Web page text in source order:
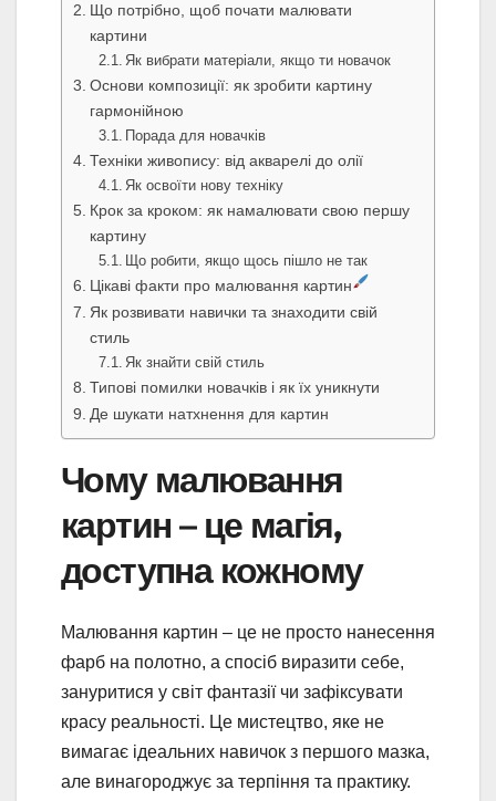
Що потрібно, щоб почати малювати
картини
Як вибрати матеріали, якщо ти новачок
Основи композиції: як зробити картину
гармонійною
Порада для новачків
Техніки живопису: від акварелі до олії
Як освоїти нову техніку
Крок за кроком: як намалювати свою першу
картину
Що робити, якщо щось пішло не так
Цікаві факти про малювання картин
Як розвивати навички та знаходити свій
стиль
Як знайти свій стиль
Типові помилки новачків і як їх уникнути
Де шукати натхнення для картин
Чому малювання
картин – це магія,
доступна кожному
Малювання картин – це не просто нанесення
фарб на полотно, а спосіб виразити себе,
зануритися у світ фантазії чи зафіксувати
красу реальності. Це мистецтво, яке не
вимагає ідеальних навичок з першого мазка,
але винагороджує за терпіння та практику.